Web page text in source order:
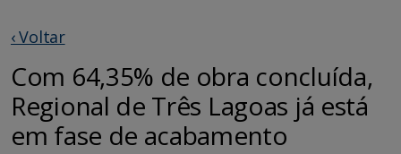
‹ Voltar
Com 64,35% de obra concluída,
Regional de Três Lagoas já está
em fase de acabamento